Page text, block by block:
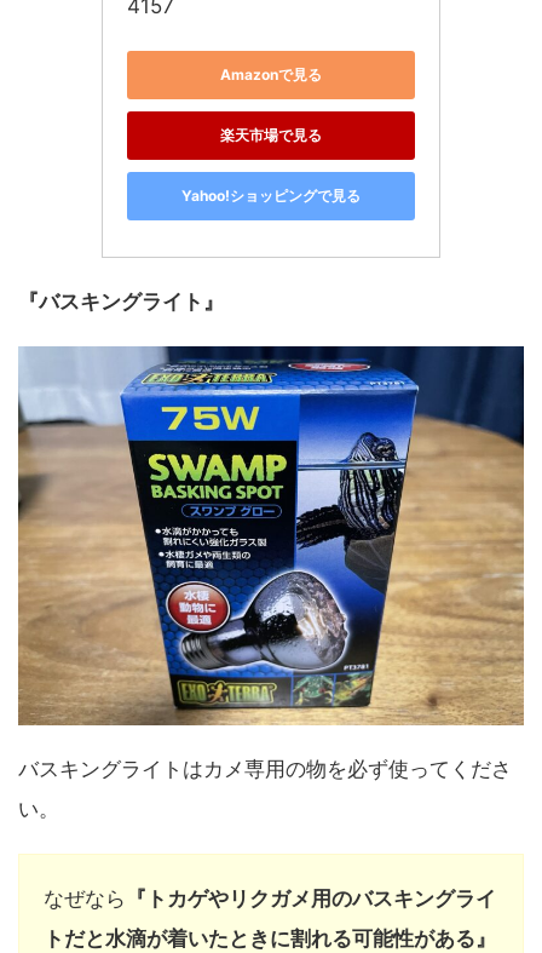
4157
Amazonで見る
楽天市場で見る
Yahoo!ショッピングで見る
『バスキングライト』
バスキングライトはカメ専用の物を必ず使ってくださ
い。
なぜなら 『トカゲやリクガメ用のバスキングライ
トだと水滴が着いたときに割れる可能性がある』